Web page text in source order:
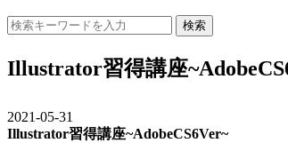
検索
Illustrator習得講座
2021-05-31
Illustrator習得講座~AdobeCS6Ver~